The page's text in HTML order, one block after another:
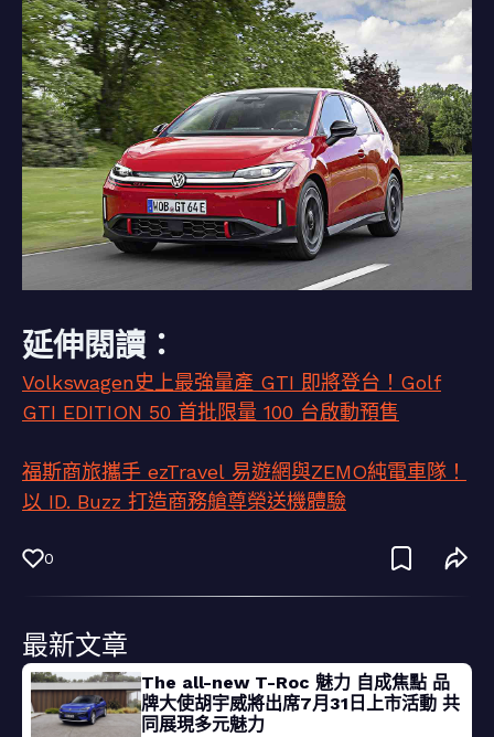
延伸閱讀：
Volkswagen史上最強量產 GTI 即將登台！Golf
GTI EDITION 50 首批限量 100 台啟動預售
福斯商旅攜手 ezTravel 易遊網與ZEMO純電車隊！
以 ID. Buzz 打造商務艙尊榮送機體驗
0
最新文章
The all-new T-Roc 魅力 自成焦點 品
牌大使胡宇威將出席7月31日上市活動 共
同展現多元魅力